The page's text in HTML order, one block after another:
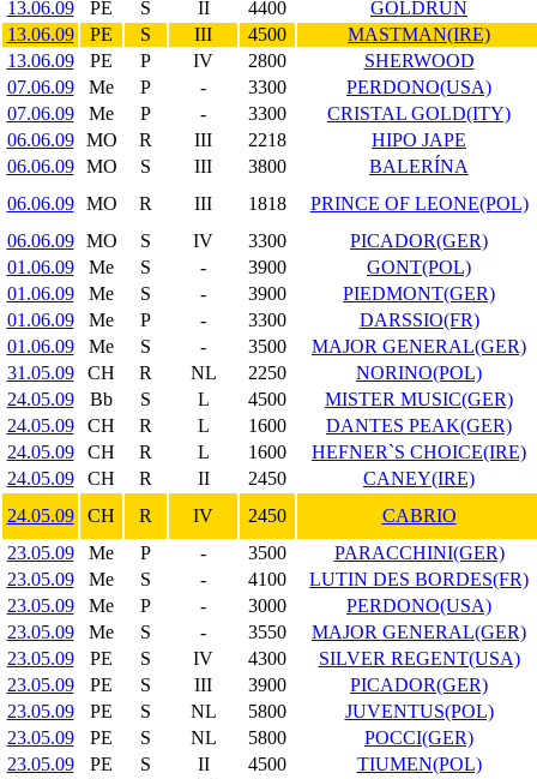
13.06.09
PE S II 4400
GOLDRUN
13.06.09
PE S III 4500
MASTMAN(IRE)
13.06.09
PE P IV 2800
SHERWOOD
07.06.09
Me P - 3300
PERDONO(USA)
07.06.09
Me P - 3300
CRISTAL GOLD(ITY)
06.06.09
MO R III 2218
HIPO JAPE
06.06.09
MO S III 3800
BALERÍNA
06.06.09
MO R III 1818
PRINCE OF LEONE(POL)
06.06.09
MO S IV 3300
PICADOR(GER)
01.06.09
Me S - 3900
GONT(POL)
01.06.09
Me S - 3900
PIEDMONT(GER)
01.06.09
Me P - 3300
DARSSIO(FR)
01.06.09
Me S - 3500
MAJOR GENERAL(GER)
31.05.09
CH R NL 2250
NORINO(POL)
24.05.09
Bb S L 4500
MISTER MUSIC(GER)
24.05.09
CH R L 1600
DANTES PEAK(GER)
24.05.09
CH R L 1600
HEFNER`S CHOICE(IRE)
24.05.09
CH R II 2450
CANEY(IRE)
24.05.09
CH R IV 2450
CABRIO
23.05.09
Me P - 3500
PARACCHINI(GER)
23.05.09
Me S - 4100
LUTIN DES BORDES(FR)
23.05.09
Me P - 3000
PERDONO(USA)
23.05.09
Me S - 3550
MAJOR GENERAL(GER)
23.05.09
PE S IV 4300
SILVER REGENT(USA)
23.05.09
PE S III 3900
PICADOR(GER)
23.05.09
PE S NL 5800
JUVENTUS(POL)
23.05.09
PE S NL 5800
POCCI(GER)
23.05.09
PE S II 4500
TIUMEN(POL)